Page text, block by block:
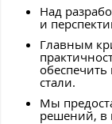
Над
и
Главным
стали.
Мы
решений, в